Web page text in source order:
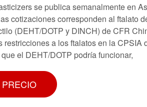
se publica semanalmente en
cotizaciones corresponden al ftalato
(DEHT/DOTP y DINCH) de CFR
restricciones a los ftalatos en la CPSIA
el DEHT/DOTP podría funcionar,